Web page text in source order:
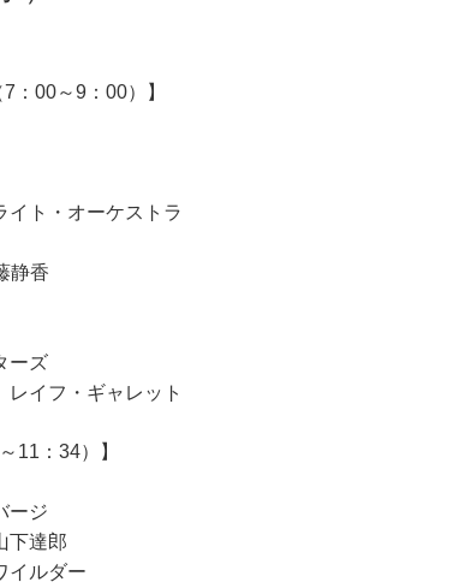
：00～9：00）】
ーケストラ
香
ズ
フ・ギャレット
11：34）】
ジ
達郎
ルダー